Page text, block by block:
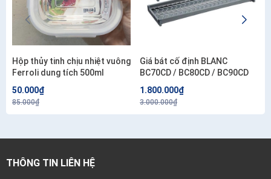
Hộp thủy tinh chịu nhiệt vuông
Ferroli dung tích 500ml
50.000₫
85.000₫
Giá bát cố định BLANC
BC70CD / BC80CD / BC90CD
1.800.000₫
3.000.000₫
THÔNG TIN LIÊN HỆ